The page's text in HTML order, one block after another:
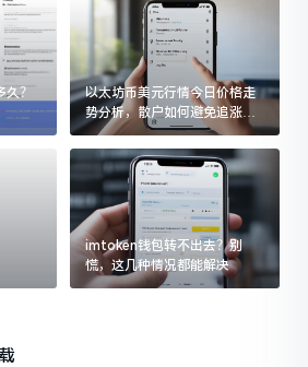
？
以太坊币美元行情今日价格走
势分析，散户如何避免追涨杀
跌被套牢
imtoken钱包转不出去？别
慌，这几种情况都能解决